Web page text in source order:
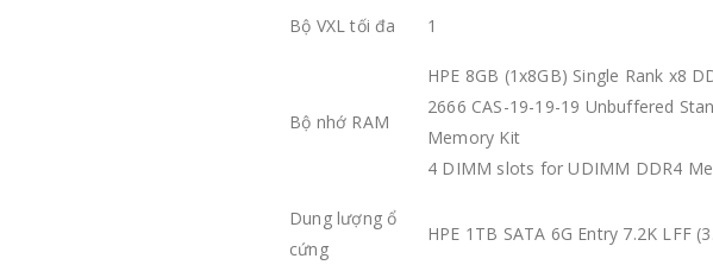
Bộ VXL tối đa 1
Bộ nhớ RAM
HPE 8GB (1x8GB) Single Rank x8
2666 CAS-19-19-19 Unbuffered
Memory Kit
4 DIMM slots for UDIMM DDR4
Dung lượng ổ
cứng
HPE 1TB SATA 6G Entry 7.2K LFF
150.000
C9300-NM-4G Cisco Catalyst 9300 4 x 1GE SFP Network Module
0 out of 5
6.367.000
Máy chủ Dell PowerEdge T360/ 8x3.5"/ Intel Xeon E-2434
0 out of 5
64.496.250 ₫
0out of 5